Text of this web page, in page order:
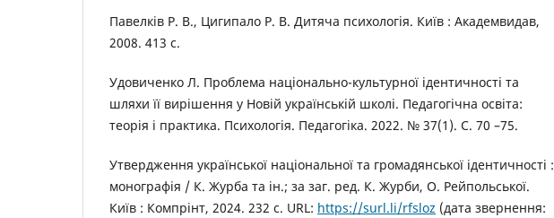
Павелків Р. В., Цигипало Р. В. Дитяча психологія. Київ : Академвидав,
2008. 413 с.
Удовиченко Л. Проблема національно-культурної ідентичності та
шляхи її вирішення у Новій українській школі. Педагогічна освіта:
теорія і практика. Психологія. Педагогіка. 2022. № 37(1). С. 70 –75.
Утвердження української національної та громадянської ідентичності :
монографія / К. Журба та ін.; за заг. ред. К. Журби, О. Рейпольської.
Київ : Компрінт, 2024. 232 с. URL: https://surl.li/rfsloz (дата звернення: